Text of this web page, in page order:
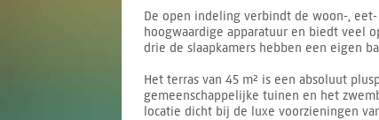
De open indeling verbindt de woon-,
hoogwaardige apparatuur en biedt veel
drie de slaapkamers hebben een eigen
Het terras van 45 m² is een absoluut
gemeenschappelijke tuinen en het
locatie dicht bij de luxe voorzieningen